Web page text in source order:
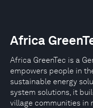
Africa
Africa GreenTec is a
empowers people in
sustainable energy
system solutions, it
village communities in